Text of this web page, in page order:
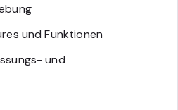
und Funktionen
und